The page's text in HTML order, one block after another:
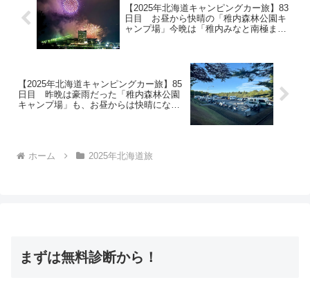
【2025年北海道キャンピングカー旅】83
日目 お昼から快晴の「稚内森林公園キ
ャンプ場」今晩は「稚内みなと南極まつ
【2025年北海道キャンピングカー旅】85
日目 昨晩は豪雨だった「稚内森林公園
キャンプ場」も、お昼からは快晴になり
ホーム
2025年北海道旅
まずは無料診断から！